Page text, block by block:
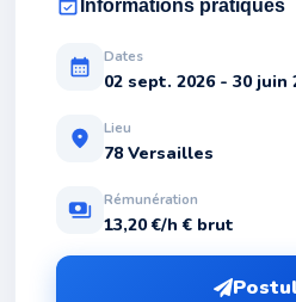
event_available Informations pratiques
calendar_month Dates
02 sept. 2026 - 30 juin
location_on Lieu
78 Versailles
payments Rémunération
13,20 €/h € brut